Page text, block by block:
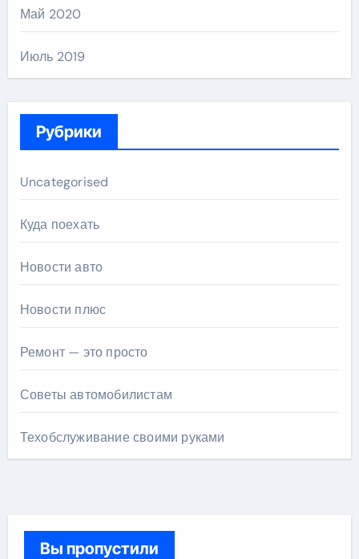
Май 2020
Июль 2019
Рубрики
Uncategorised
Куда поехать
Новости авто
Новости плюс
Ремонт — это просто
Советы автомобилистам
Техобслуживание своими руками
Вы пропустили